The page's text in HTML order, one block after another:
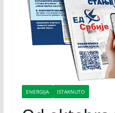
ENERGIJA ISTAKNUTO